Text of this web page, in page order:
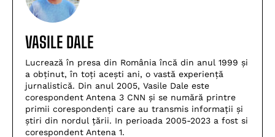
VASILE DALE
Lucrează în presa din România încă din anul 1999 și
a obținut, în toți acești ani, o vastă experiență
jurnalistică. Din anul 2005, Vasile Dale este
corespondent Antena 3 CNN și se numără printre
primii corespondenți care au transmis informații și
știri din nordul țării. In perioada 2005-2023 a fost si
corespondent Antena 1.